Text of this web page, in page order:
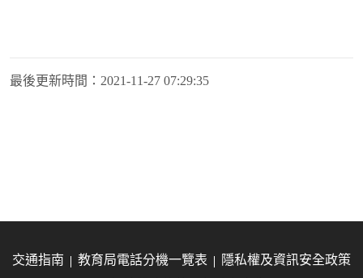
最後更新時間： 2021-11-27 07:29:35
交通指南 教育局電話分機一覽表
隱私權及資訊安全政策